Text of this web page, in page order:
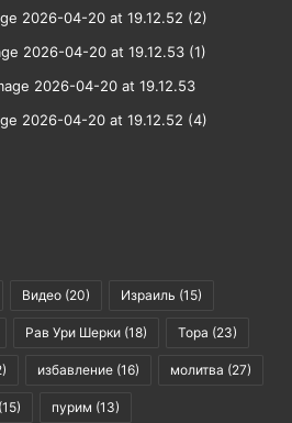
Видео (20) Израиль (15)
Рав Ури Шерки (18) Тора (23)
избавление (16) молитва (27)
(15) пурим (13)